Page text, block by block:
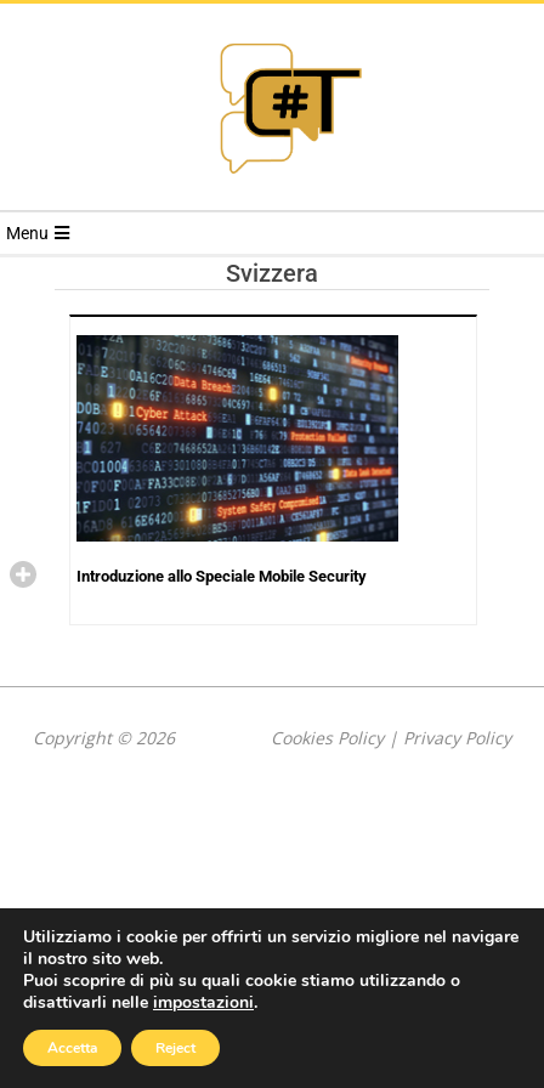
RIVISTA
TRENDS
Menu
Svizzera
Introduzione allo Speciale Mobile Security
Copyright © 2026 Cookies Policy| Privacy Policy
Utilizziamo i cookie per offrirti un servizio migliore nel navigare
il nostro sito web.
Puoi scoprire di più su quali cookie stiamo utilizzando o
disattivarli nelle impostazioni.
Accetta Reject